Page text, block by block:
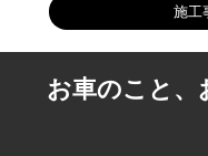
施工
お車のこと、